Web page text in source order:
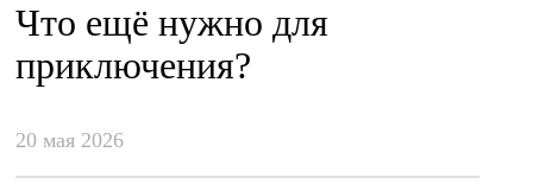
Что ещё нужно для
приключения?
20 мая 2026